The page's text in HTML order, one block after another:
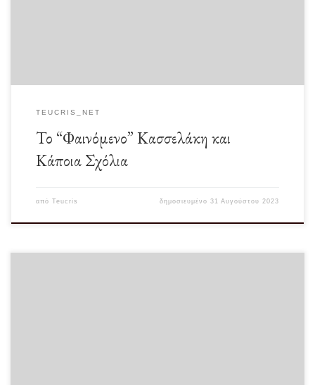
TEUCRIS_NET
Το “Φαινόμενο” Κασσελάκη και
Κάποια Σχόλια
από Teucris δημοσιευμένο31 Αυγούστου 2023